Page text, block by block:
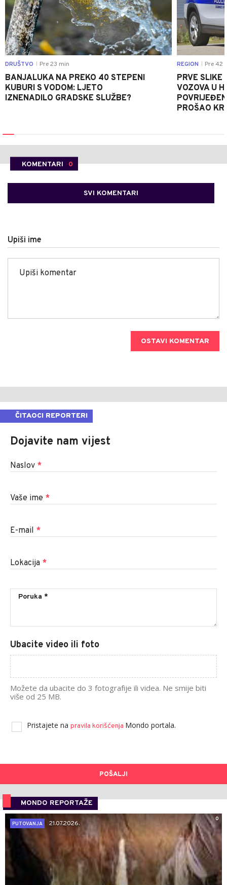
DRUŠTVO Pre 23 min
BANJALUKA NA PREKO 40 STEPENI
KUBURI S VODOM: LJETO
IZNENADILO GRADSKE SLUŽBE?
REGION Pre 42
PRVE SLIKE
VOZOVA U
PROŠAO
KOMENTARI 0
SVI KOMENTARI
Upiši ime
OSTAVI KOMENTAR
ČITAOCI REPORTERI
Dojavite nam vijest
Naslov *
Vaše ime *
E-mail *
Lokacija *
Ubacite video ili foto
Možete da ubacite do 3 fotografije ili videa. Ne smije biti
više od 25 MB.
Pristajete na pravila korišćenja Mondo portala.
POŠALJI
MONDO REPORTAŽE
0
PUTOVANJA
21.07.2026.